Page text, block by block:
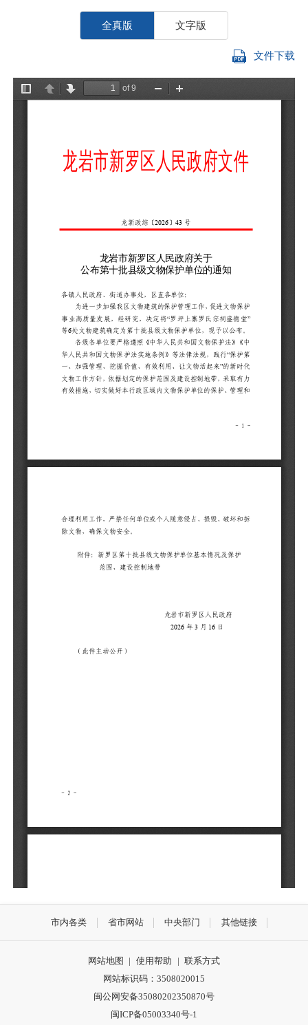
全真版 文字版
文件下载
市内各类 省市网站 中央部门 其他链接
网站地图 | 使用帮助 | 联系方式
网站标识码：3508020015
闽公网安备35080202350870号
闽ICP备05003340号-1